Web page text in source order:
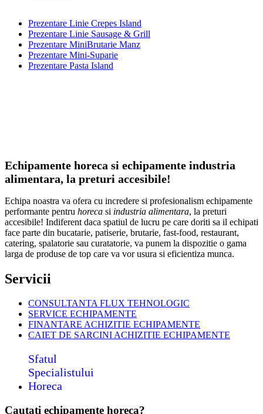
Prezentare Linie Crepes Island
Prezentare Linie Sausage & Grill
Prezentare MiniBrutarie Manz
Prezentare Mini-Suparie
Prezentare Pasta Island
Echipamente horeca si echipamente industria
alimentara, la preturi accesibile!
Echipa noastra va ofera cu incredere si profesionalism echipamente
performante pentru horeca si industria alimentara, la preturi
accesibile! Indiferent daca spatiul de lucru pe care doriti sa il echipati
face parte din bucatarie, patiserie, brutarie, fast-food, restaurant,
catering, spalatorie sau curatatorie, va punem la dispozitie o gama
larga de produse de top care va vor usura si eficientiza munca.
Servicii
CONSULTANTA FLUX TEHNOLOGIC
SERVICE ECHIPAMENTE
FINANTARE ACHIZITIE ECHIPAMENTE
CAIET DE SARCINI ACHIZITIE ECHIPAMENTE
Sfatul
Specialistului
Horeca
Cautati echipamente horeca?